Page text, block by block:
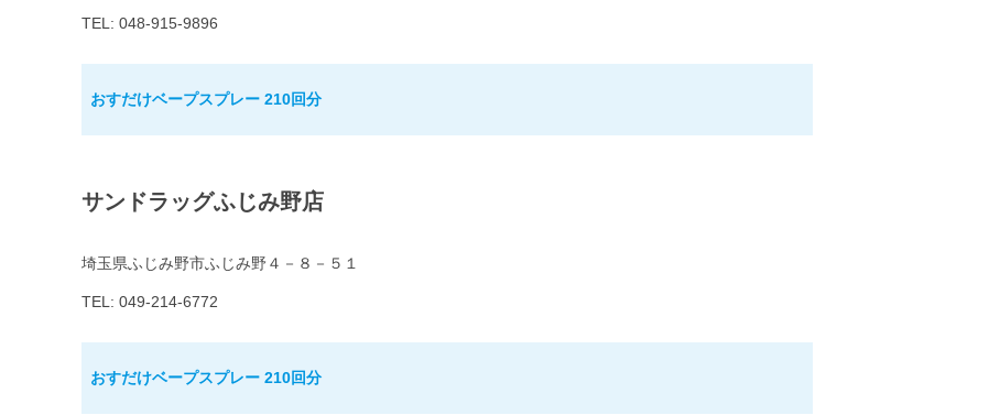
TEL: 048-915-9896
おすだけベープスプレー 210回分
サンドラッグふじみ野店
埼玉県ふじみ野市ふじみ野４－８－５１
TEL: 049-214-6772
おすだけベープスプレー 210回分